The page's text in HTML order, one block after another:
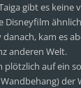
gibt es keine
Disneyfilm
kam es
anderen Welt.
plötzlich auf ein
der